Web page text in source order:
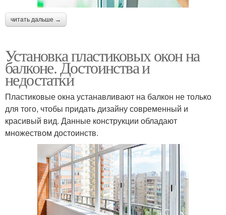
читать дальше →
Установка пластиковых окон на
балконе. Достоинства и
недостатки
Пластиковые окна устанавливают на балкон не только
для того, чтобы придать дизайну современный и
красивый вид. Данные конструкции обладают
множеством достоинств.